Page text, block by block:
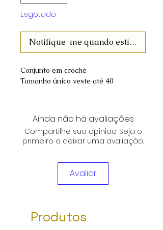
Esgotado
Notifique-me quando estiver
Conjunto em croché
Tamanho único veste até 40
Ainda não há avaliações
Compartilhe sua opinião. Seja o
primeiro a deixar uma avaliação.
Avaliar
Produtos